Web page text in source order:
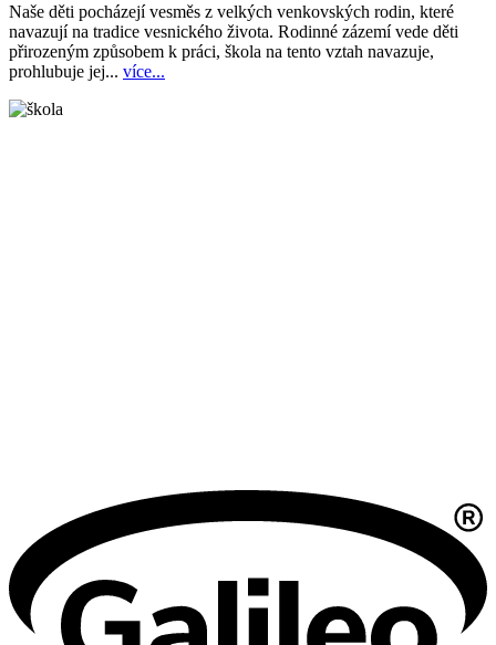
Naše děti pocházejí vesměs z velkých venkovských rodin, které
navazují na tradice vesnického života. Rodinné zázemí vede děti
přirozeným způsobem k práci, škola na tento vztah navazuje,
prohlubuje jej... více...